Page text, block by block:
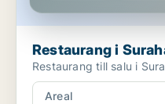
Restaurang i
Restaurang till salu i
Areal